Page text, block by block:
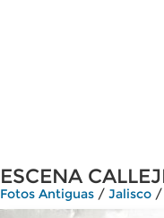
ESCENA
Fotos Antiguas / Jalisco /